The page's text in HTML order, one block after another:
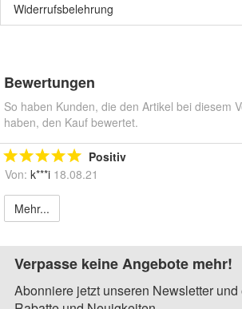
Widerrufsbelehrung
Bewertungen
So haben Kunden, die den Artikel bei diesem
haben, den Kauf bewertet.
Positiv
Von: k***i 18.08.21
Mehr...
Verpasse keine Angebote mehr!
Abonniere jetzt unseren Newsletter